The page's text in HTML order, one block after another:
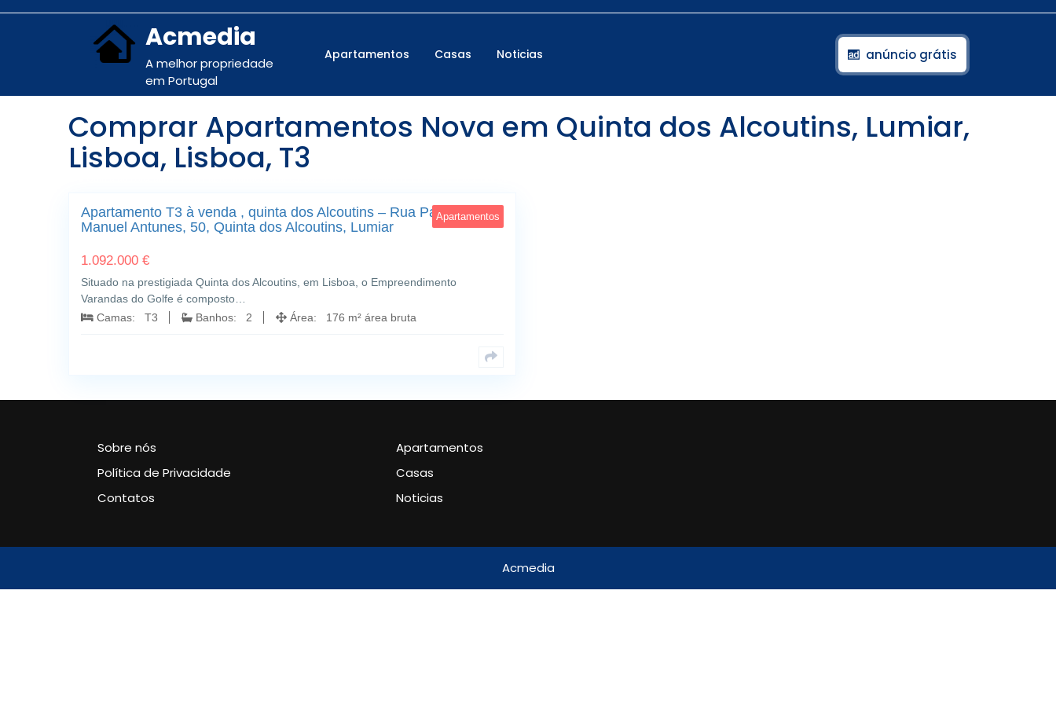
Acmedia
A melhor propriedade
em Portugal
Apartamentos Casas Noticias anúncio grátis
Comprar Apartamentos Nova em Quinta dos Alcoutins, Lumiar,
Lisboa, Lisboa, T3
Apartamentos
Apartamento T3 à venda , quinta dos Alcoutins – Rua Padre
Manuel Antunes, 50, Quinta dos Alcoutins, Lumiar
1.092.000 €
Situado na prestigiada Quinta dos Alcoutins, em Lisboa, o Empreendimento
Varandas do Golfe é composto…
Camas: T3
Banhos: 2 Área: 176 m² área bruta
Sobre nós
Política de Privacidade
Contatos
Apartamentos
Casas
Noticias
Acmedia